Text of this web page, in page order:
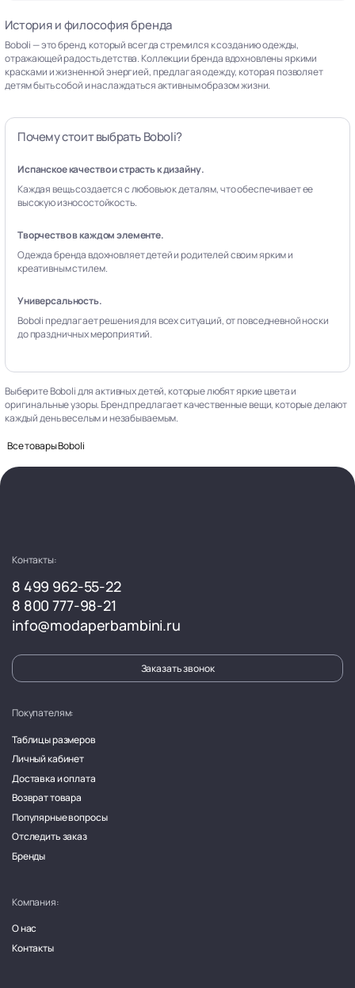
История и философия бренда
Boboli — это бренд, который всегда стремился к созданию одежды,
отражающей радость детства. Коллекции бренда вдохновлены яркими
красками и жизненной энергией, предлагая одежду, которая позволяет
детям быть собой и наслаждаться активным образом жизни.
Почему стоит выбрать Boboli?
Испанское качество и страсть к дизайну.
Каждая вещь создается с любовью к деталям, что обеспечивает ее
высокую износостойкость.
Творчество в каждом элементе.
Одежда бренда вдохновляет детей и родителей своим ярким и
креативным стилем.
Универсальность.
Boboli предлагает решения для всех ситуаций, от повседневной носки
до праздничных мероприятий.
Выберите Boboli для активных детей, которые любят яркие цвета и
оригинальные узоры. Бренд предлагает качественные вещи, которые делают
каждый день веселым и незабываемым.
Все товары Boboli
Контакты:
8 499 962-55-22
8 800 777-98-21
info@modaperbambini.ru
Заказать звонок
Покупателям:
Таблицы размеров
Личный кабинет
Доставка и оплата
Возврат товара
Популярные вопросы
Отследить заказ
Бренды
Компания:
О нас
Контакты